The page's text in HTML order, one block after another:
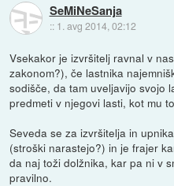
SeMiNeSanja
:: 1. avg 2014, 02:12
Vsekakor je izvršitelj ravnal v
zakonom?), če lastnika
sodišče, da tam uveljavijo svojo
predmeti v njegovi lasti, kot mu
Seveda se za izvršitelja in
(stroški narastejo?) in je frajer
da naj toži dolžnika, kar pa ni v
pravilno.